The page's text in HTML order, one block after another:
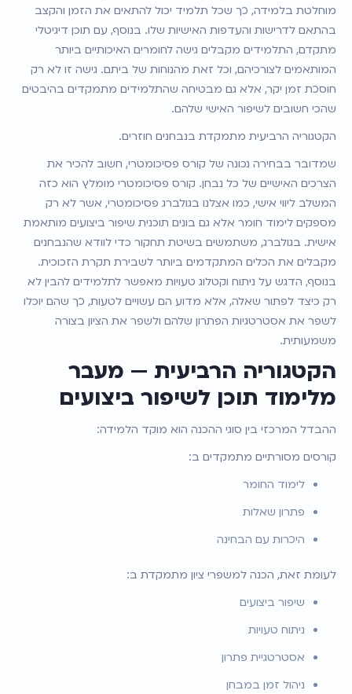
מוחלטת בלמידה, כך שכל תלמיד יכול להתאים את הזמן והקצב
בהתאם לדרישות והעדפות האישיות שלו. בנוסף, עם תוכן דיגיטלי
מתקדם, התלמידים מקבלים גישה לחומרים האיכותיים ביותר
המותאמים לצורכיהם, וכל זאת מהנוחות של ביתם. גישה זו לא רק
חוסכת זמן יקר, אלא גם מבטיחה שהתלמידים מתמקדים בהיבטים
שהכי חשובים לשיפור האישי שלהם.
הקטגוריה הרביעית מתמקדת בנבחנים חוזרים.
שמדובר בבחירה נכונה של קורס פסיכומטרי, חשוב להכיר את
הצרכים האישיים של כל נבחן. קורס פסיכומטרי מומלץ הוא כזה
המשלב ליווי אישי, כמו אצלנו בגולברג פסיכומטרי, אשר לא רק
מספקים לימוד חומר אלא גם בונים תוכנית שיפור ביצועים מותאמת
אישית. בגולברג, משתמשים בשיטת תחקור כדי לוודא שהנבחנים
מקבלים את הכלים המתקדמים ביותר לשבירת תקרת הזכוכית.
בנוסף, הדגש על ניתוח וקטלוג טעויות מאפשר לתלמידים להבין לא
רק כיצד לפתור שאלה, אלא מדוע הם עשויים לטעות, כך שהם יוכלו
לשפר את אסטרטגיות הפתרון שלהם ולשפר את הציון בצורה
משמעותית.
הקטגוריה הרביעית — מעבר
מלימוד תוכן לשיפור ביצועים
ההבדל המרכזי בין סוגי ההכנה הוא מוקד הלמידה:
קורסים מסורתיים מתמקדים ב:
לימוד החומר
פתרון שאלות
היכרות עם הבחינה
לעומת זאת, הכנה למשפרי ציון מתמקדת ב:
שיפור ביצועים
ניתוח טעויות
אסטרטגיית פתרון
ניהול זמן במבחן